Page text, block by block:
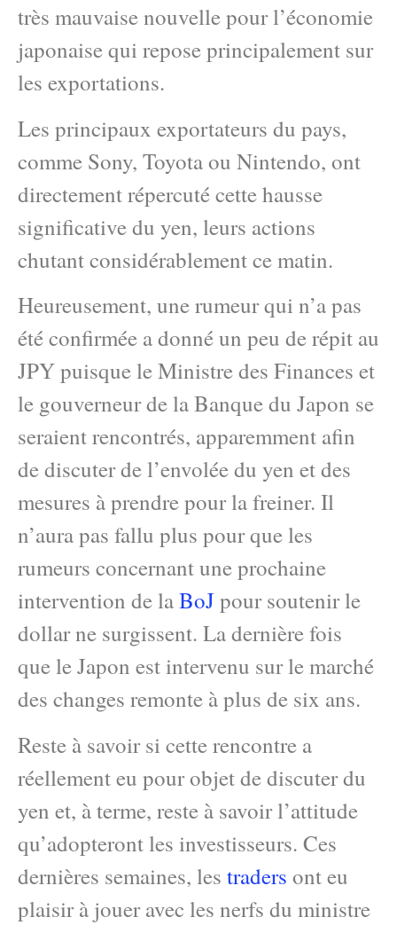
très mauvaise nouvelle pour l’économie
japonaise qui repose principalement sur
les exportations.
Les principaux exportateurs du pays,
comme Sony, Toyota ou Nintendo, ont
directement répercuté cette hausse
significative du yen, leurs actions
chutant considérablement ce matin.
Heureusement, une rumeur qui n’a pas
été confirmée a donné un peu de répit au
JPY puisque le Ministre des Finances et
le gouverneur de la Banque du Japon se
seraient rencontrés, apparemment afin
de discuter de l’envolée du yen et des
mesures à prendre pour la freiner. Il
n’aura pas fallu plus pour que les
rumeurs concernant une prochaine
intervention de laBoJpour soutenir le
dollar ne surgissent. La dernière fois
que le Japon est intervenu sur le marché
des changes remonte à plus de six ans.
Reste à savoir si cette rencontre a
réellement eu pour objet de discuter du
yen et, à terme, reste à savoir l’attitude
qu’adopteront les investisseurs. Ces
dernières semaines, les traders ont eu
plaisir à jouer avec les nerfs du ministre